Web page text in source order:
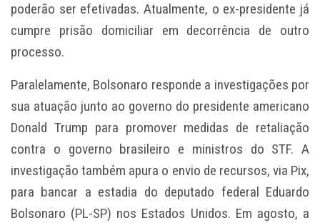
poderão ser efetivadas. Atualmente, o ex-presidente já
cumpre prisão domiciliar em decorrência de outro
processo.
Paralelamente, Bolsonaro responde a investigações por
sua atuação junto ao governo do presidente americano
Donald Trump para promover medidas de retaliação
contra o governo brasileiro e ministros do STF. A
investigação também apura o envio de recursos, via Pix,
para bancar a estadia do deputado federal Eduardo
Bolsonaro (PL-SP) nos Estados Unidos. Em agosto, a